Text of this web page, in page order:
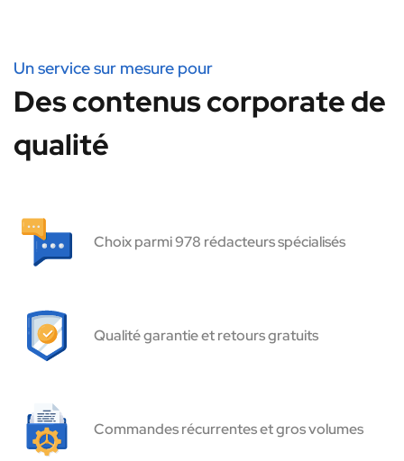
Un service sur mesure pour
Des contenus corporate de
qualité
Choix parmi 978 rédacteurs spécialisés
Qualité garantie et retours gratuits
Commandes récurrentes et gros volumes